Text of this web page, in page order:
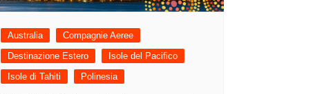
Australia
Compagnie Aeree
Destinazione Estero
Isole del Pacifico
Isole di Tahiti
Polinesia